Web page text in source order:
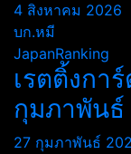
4 สิงหาคม 2026
บก.หมี
JapanRanking
เรตติ้งกา
กุมภาพันธ์
27 กุมภาพันธ์